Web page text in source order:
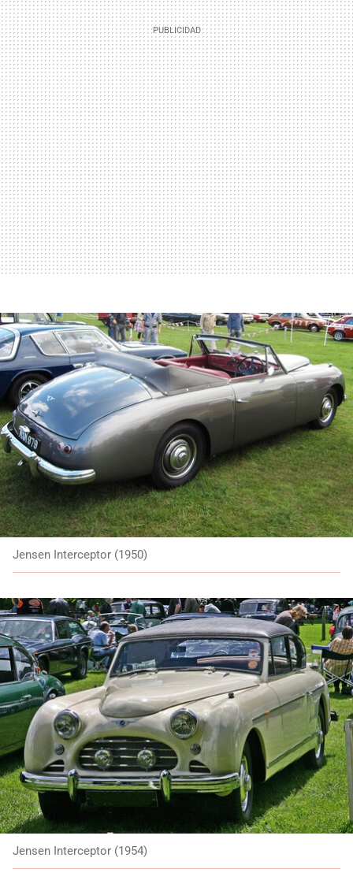
Jensen Interceptor (1950)
Jensen Interceptor (1954)